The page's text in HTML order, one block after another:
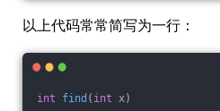
以上代码常常简写为一行：
int find ( int x)